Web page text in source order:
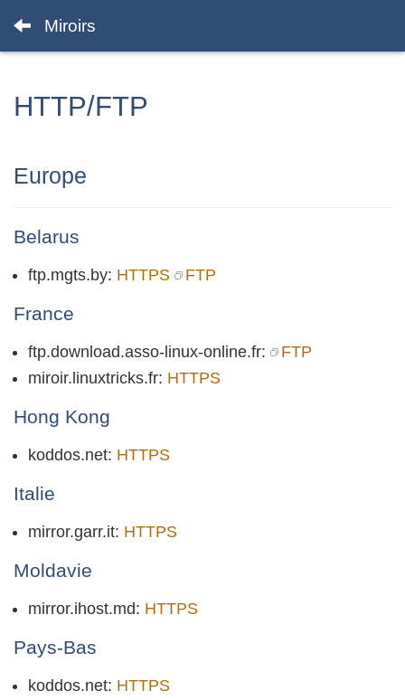
Miroirs
HTTP/FTP
Europe
Belarus
ftp.mgts.by: HTTPS FTP
France
ftp.download.asso-linux-online.fr:
FTP
miroir.linuxtricks.fr: HTTPS
Hong Kong
koddos.net: HTTPS
Italie
mirror.garr.it: HTTPS
Moldavie
mirror.ihost.md: HTTPS
Pays-Bas
koddos.net: HTTPS